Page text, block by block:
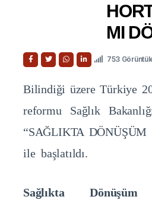
MI
753
Bilindiği üzere Türkiye
reformu Sağlık
“SAĞLIKTA DÖNÜŞÜM
ile başlatıldı.
Sağlıkta Dönüşüm